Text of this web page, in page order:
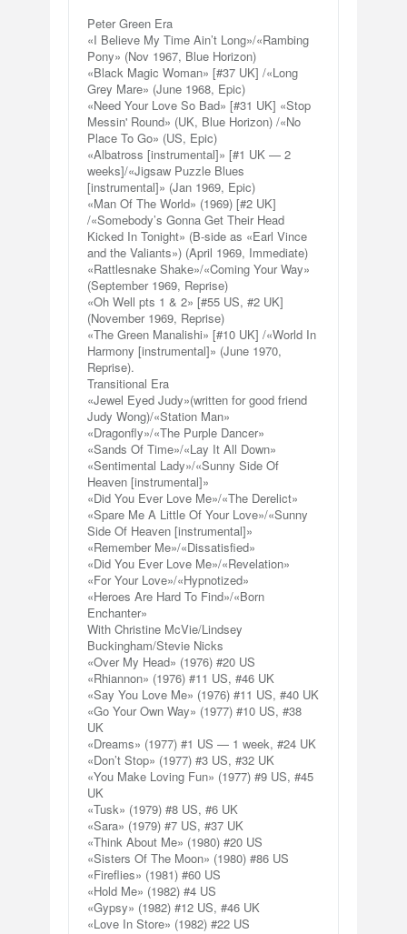
Peter Green Era
«I Believe My Time Ain’t Long»/«Rambing
Pony» (Nov 1967, Blue Horizon)
«Black Magic Woman» [#37 UK] /«Long
Grey Mare» (June 1968, Epic)
«Need Your Love So Bad» [#31 UK] «Stop
Messin' Round» (UK, Blue Horizon) /«No
Place To Go» (US, Epic)
«Albatross [instrumental]» [#1 UK — 2
weeks]/«Jigsaw Puzzle Blues
[instrumental]» (Jan 1969, Epic)
«Man Of The World» (1969) [#2 UK]
/«Somebody’s Gonna Get Their Head
Kicked In Tonight» (B-side as «Earl Vince
and the Valiants») (April 1969, Immediate)
«Rattlesnake Shake»/«Coming Your Way»
(September 1969, Reprise)
«Oh Well pts 1 & 2» [#55 US, #2 UK]
(November 1969, Reprise)
«The Green Manalishi» [#10 UK] /«World In
Harmony [instrumental]» (June 1970,
Reprise).
Transitional Era
«Jewel Eyed Judy»(written for good friend
Judy Wong)/«Station Man»
«Dragonfly»/«The Purple Dancer»
«Sands Of Time»/«Lay It All Down»
«Sentimental Lady»/«Sunny Side Of
Heaven [instrumental]»
«Did You Ever Love Me»/«The Derelict»
«Spare Me A Little Of Your Love»/«Sunny
Side Of Heaven [instrumental]»
«Remember Me»/«Dissatisfied»
«Did You Ever Love Me»/«Revelation»
«For Your Love»/«Hypnotized»
«Heroes Are Hard To Find»/«Born
Enchanter»
With Christine McVie/Lindsey
Buckingham/Stevie Nicks
«Over My Head» (1976) #20 US
«Rhiannon» (1976) #11 US, #46 UK
«Say You Love Me» (1976) #11 US, #40 UK
«Go Your Own Way» (1977) #10 US, #38
UK
«Dreams» (1977) #1 US — 1 week, #24 UK
«Don’t Stop» (1977) #3 US, #32 UK
«You Make Loving Fun» (1977) #9 US, #45
UK
«Tusk» (1979) #8 US, #6 UK
«Sara» (1979) #7 US, #37 UK
«Think About Me» (1980) #20 US
«Sisters Of The Moon» (1980) #86 US
«Fireflies» (1981) #60 US
«Hold Me» (1982) #4 US
«Gypsy» (1982) #12 US, #46 UK
«Love In Store» (1982) #22 US